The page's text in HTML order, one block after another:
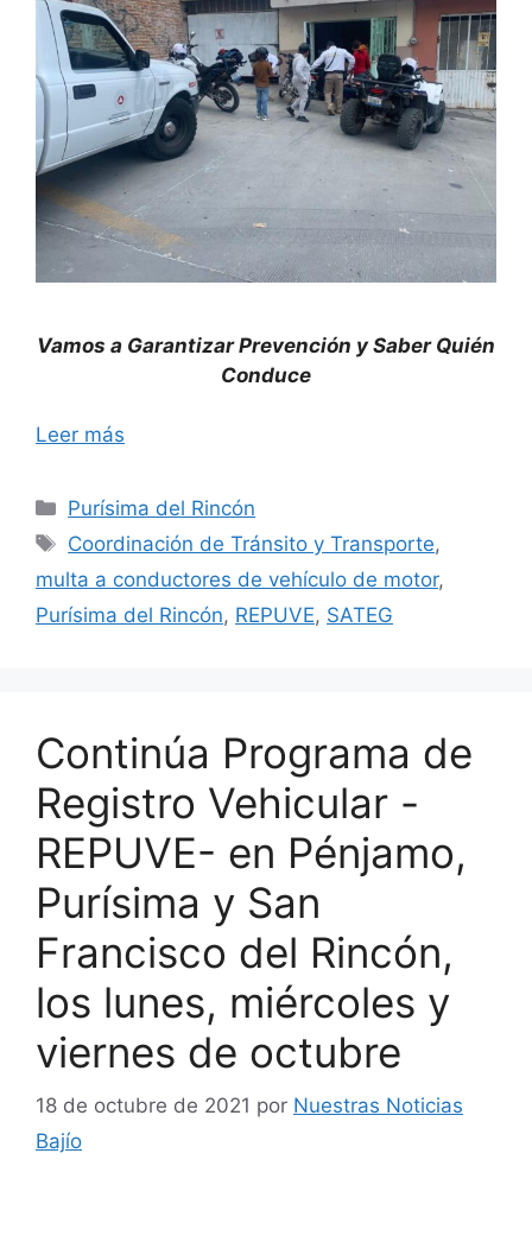
Vamos a Garantizar Prevención y Saber Quién
Conduce
Leer más
Categorías
Purísima del Rincón
Etiquetas
Coordinación de Tránsito y Transporte,
multa a conductores de vehículo de motor,
Purísima del Rincón, REPUVE, SATEG
Continúa Programa de
Registro Vehicular -
REPUVE- en Pénjamo,
Purísima y San
Francisco del Rincón,
los lunes, miércoles y
viernes de octubre
18 de octubre de 2021 por Nuestras Noticias
Bajío